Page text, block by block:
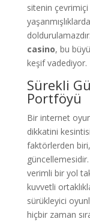
sitenin
casino, bu
keşif vadediyor.
Sürekli
Portföyü
Bir internet
dikkatini
faktörlerden
verimli bir yol
kuvvetli
sürükleyici
hiçbir zaman